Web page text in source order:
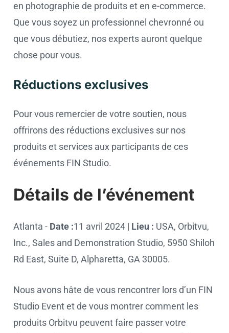
en photographie de produits et en e-commerce.
Que vous soyez un professionnel chevronné ou
que vous débutiez, nos experts auront quelque
chose pour vous.
Réductions exclusives
Pour vous remercier de votre soutien, nous
offrirons des réductions exclusives sur nos
produits et services aux participants de ces
événements FIN Studio.
Détails de l’événement
Atlanta - Date :11 avril 2024 | Lieu : USA, Orbitvu,
Inc., Sales and Demonstration Studio, 5950 Shiloh
Rd East, Suite D, Alpharetta, GA 30005.
Nous avons hâte de vous rencontrer lors d’un FIN
Studio Event et de vous montrer comment les
produits Orbitvu peuvent faire passer votre